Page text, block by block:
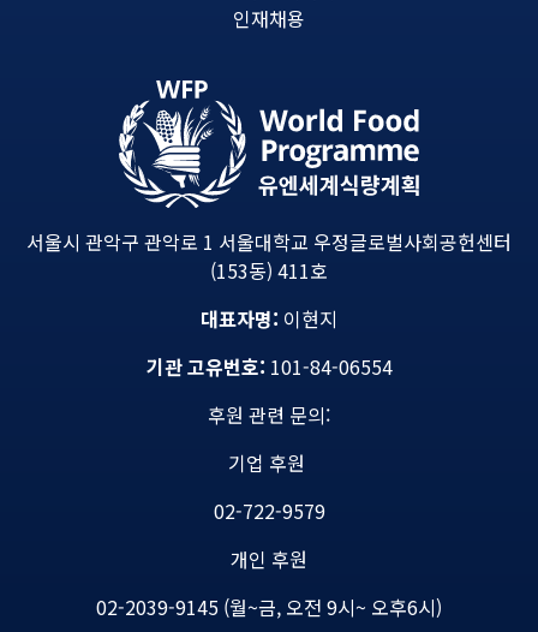
인재채용
서울시 관악구 관악로 1 서울대학교 우정글로벌사회공헌센터
(153동) 411호
대표자명: 이현지
기관 고유번호: 101-84-06554
후원 관련 문의:
기업 후원
02-722-9579
개인 후원
02-2039-9145 (월~금, 오전 9시~ 오후6시)